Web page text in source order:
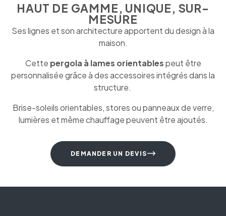
HAUT DE GAMME, UNIQUE, SUR-
MESURE
Ses lignes et son architecture apportent du design à la
maison.
Cette pergola à lames orientablespeut être
personnalisée grâce à des accessoires intégrés dans la
structure.
Brise-soleils orientables, stores ou panneaux de verre,
lumières et même chauffage peuvent être ajoutés.
DEMANDER UN DEVIS